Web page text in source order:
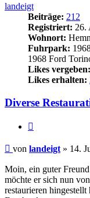
landeigt
Beiträge: 212
Registriert: 26.
Wohnort:
Fuhrpark:
1968 Ford
Likes vergeben:
Likes erhalten:
Diverse
Beitrag
von landeigt » 14.
Moin, ein guter
möchte er sich nun
restaurieren